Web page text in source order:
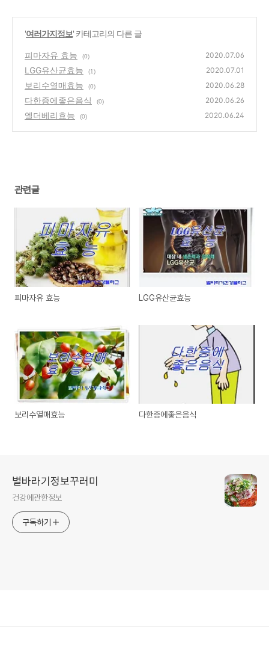
'여러가지정보' 카테고리의 다른 글
피마자유 효능 (0) 2020.07.06
LGG유산균효능 (1) 2020.07.01
보리수열매효능 (0) 2020.06.28
다한증에좋은음식 (0) 2020.06.26
엘더베리효능 (0) 2020.06.24
관련글
피마자유 효능 LGG유산균효능
보리수열매효능 다한증에좋은음식
별바라기정보꾸러미
건강에관한정보
구독하기